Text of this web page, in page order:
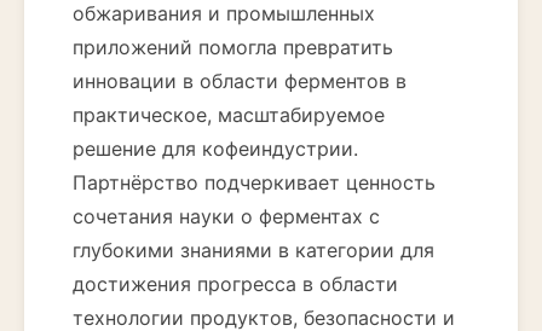
обжаривания и промышленных
приложений помогла превратить
инновации в области ферментов в
практическое, масштабируемое
решение для кофеиндустрии.
Партнёрство подчеркивает ценность
сочетания науки о ферментах с
глубокими знаниями в категории для
достижения прогресса в области
технологии продуктов, безопасности и